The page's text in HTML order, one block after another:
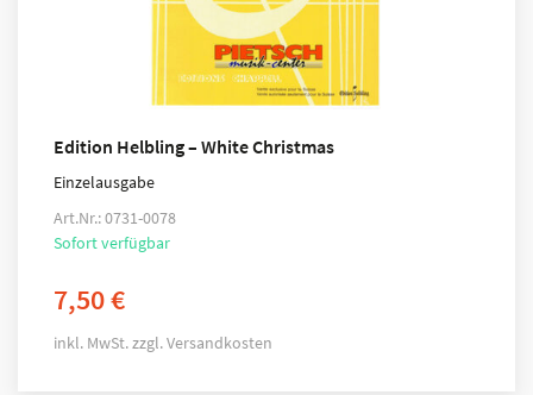
Edition Helbling – White Christmas
Einzelausgabe
Art.Nr.: 0731-0078
Sofort verfügbar
7,50€
inkl. MwSt.zzgl.Versandkosten